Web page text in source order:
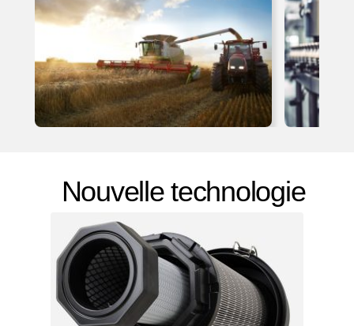
Nouvelle technologie